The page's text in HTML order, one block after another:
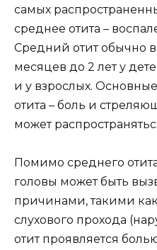
самых
среднее отита –
Средний отит обычно
месяцев до 2 лет у
и у взрослых.
отита – боль и
может
Помимо среднего
головы может быть
причинами, такими
слухового прохода
отит проявляется